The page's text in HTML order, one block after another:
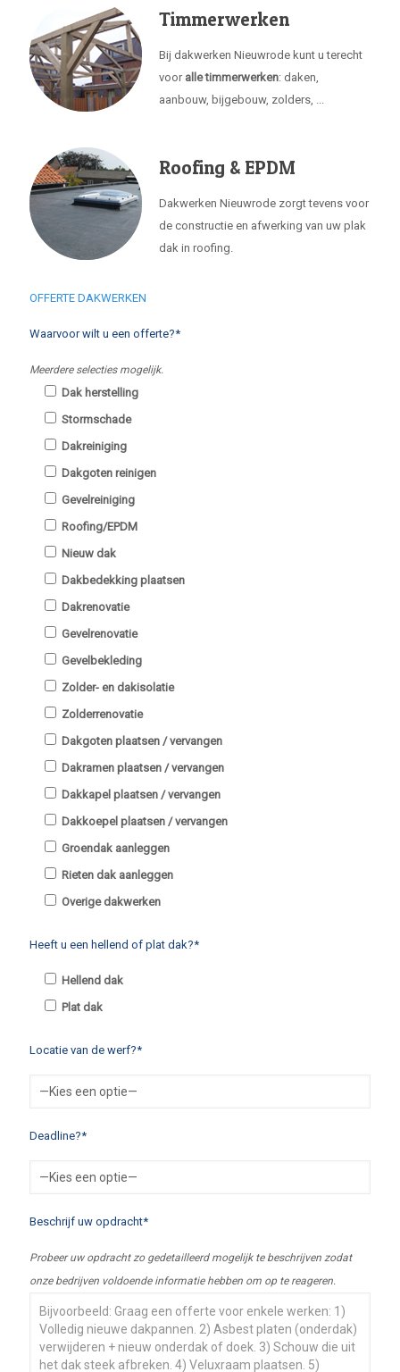
Timmerwerken
Bij dakwerken Nieuwrode kunt u terecht
voor alle timmerwerken: daken,
aanbouw, bijgebouw, zolders, ...
Roofing & EPDM
Dakwerken Nieuwrode zorgt tevens voor
de constructie en afwerking van uw plak
dak in roofing.
OFFERTE DAKWERKEN
Waarvoor wilt u een offerte?*
Meerdere selecties mogelijk.
Dak herstelling
Stormschade
Dakreiniging
Dakgoten reinigen
Gevelreiniging
Roofing/EPDM
Nieuw dak
Dakbedekking plaatsen
Dakrenovatie
Gevelrenovatie
Gevelbekleding
Zolder- en dakisolatie
Zolderrenovatie
Dakgoten plaatsen / vervangen
Dakramen plaatsen / vervangen
Dakkapel plaatsen / vervangen
Dakkoepel plaatsen / vervangen
Groendak aanleggen
Rieten dak aanleggen
Overige dakwerken
Heeft u een hellend of plat dak?*
Hellend dak
Plat dak
Locatie van de werf?*
Deadline?*
Beschrijf uw opdracht*
Probeer uw opdracht zo gedetailleerd mogelijk te beschrijven zodat
onze bedrijven voldoende informatie hebben om op te reageren.